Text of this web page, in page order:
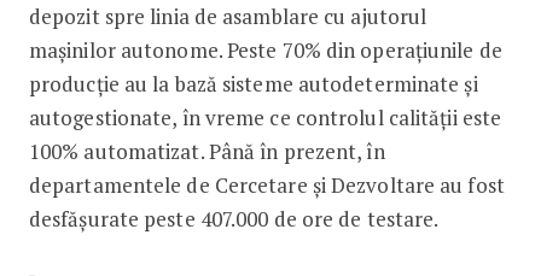
depozit spre linia de asamblare cu ajutorul
mașinilor autonome. Peste 70% din operațiunile de
producție au la bază sisteme autodeterminate și
autogestionate, în vreme ce controlul calității este
100% automatizat. Până în prezent, în
departamentele de Cercetare și Dezvoltare au fost
desfășurate peste 407.000 de ore de testare.